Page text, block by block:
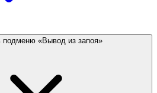
подменю «Вывод из запоя»